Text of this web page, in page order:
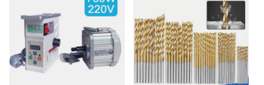
Features:
|Wholesale|Vendors|
**Efficient Performance and Versatility**
The trapano 220v per tornio is a powerhouse of
precision and versatility, designed for both turning